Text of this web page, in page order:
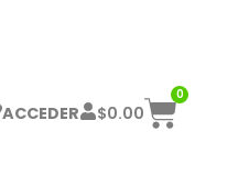
ACCEDER $0.00
0